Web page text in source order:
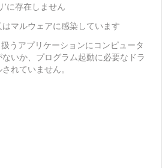
'に存在しません
マルウェアに感染しています
うアプリケーションにコンピュータ
いか、プログラム起動に必要なドラ
れていません。